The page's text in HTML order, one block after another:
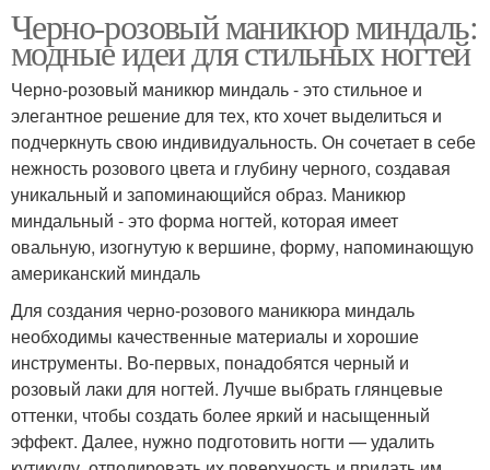
Черно-розовый маникюр миндаль:
модные идеи для стильных ногтей
Черно-розовый маникюр миндаль - это стильное и
элегантное решение для тех, кто хочет выделиться и
подчеркнуть свою индивидуальность. Он сочетает в себе
нежность розового цвета и глубину черного, создавая
уникальный и запоминающийся образ. Маникюр
миндальный - это форма ногтей, которая имеет
овальную, изогнутую к вершине, форму, напоминающую
американский миндаль
Для создания черно-розового маникюра миндаль
необходимы качественные материалы и хорошие
инструменты. Во-первых, понадобятся черный и
розовый лаки для ногтей. Лучше выбрать глянцевые
оттенки, чтобы создать более яркий и насыщенный
эффект. Далее, нужно подготовить ногти — удалить